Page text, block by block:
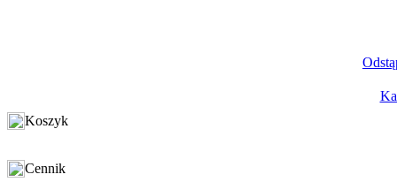
Koszyk
Cennik